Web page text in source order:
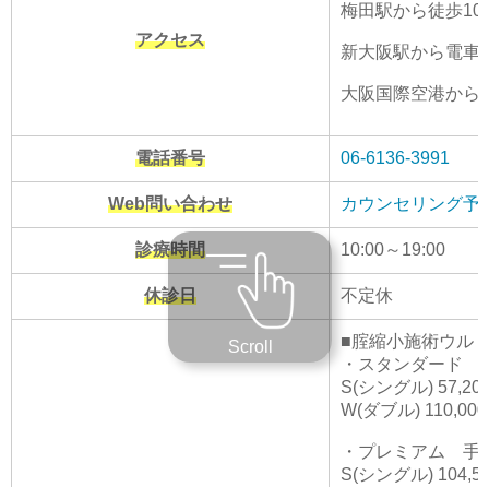
アクセス
梅田駅から徒歩10
新大阪駅から電車
大阪国際空港から
電話番号 06-6136-3991
Web問い合わせ カウンセリング予
診療時間 10:00～19:00
休診日 不定休
■腟縮小施術ウル
・スタンダード
S(シングル)
W(ダブル)
・プレミアム 手
S(シングル)
Scroll